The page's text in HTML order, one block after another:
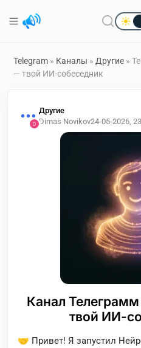
Telegram » Каналы » Другие »
— твой ИИ-собеседник
Другие
Dimas Novikov24-05-2026,
Канал
твой ИИ-
🤝 Привет! Я запустил